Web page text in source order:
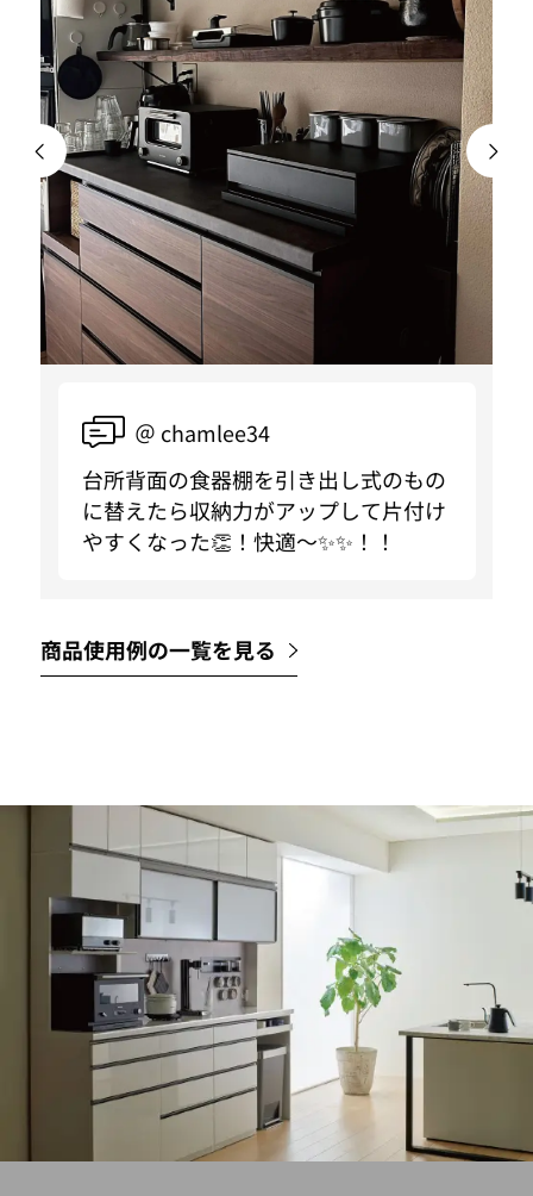
＠ chamlee34
台所背面の食器棚を引き出し式のもの
に替えたら収納力がアップして片付け
やすくなった👏！快適〜✨✨！！
商品使用例の一覧を見る